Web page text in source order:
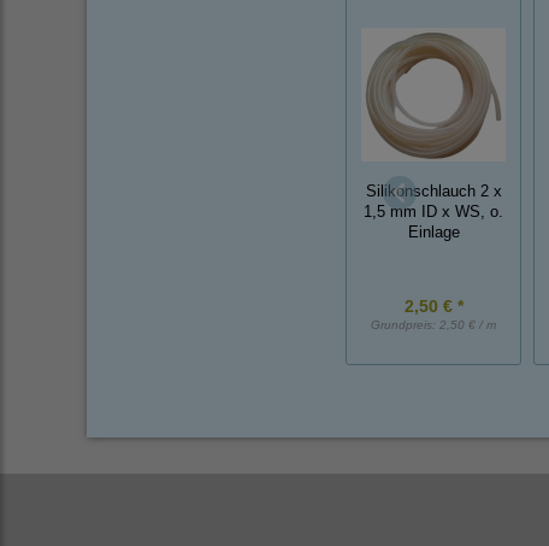
Silikonschlauch 2 x
1,5 mm ID x WS, o.
Einlage
2,50 € *
Grundpreis: 2,50 € / m